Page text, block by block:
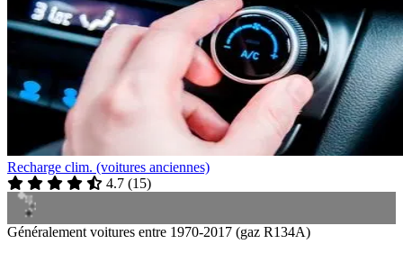
Recharge clim. (voitures anciennes)
4.7 (15)
Généralement voitures entre 1970-2017 (gaz R134A)